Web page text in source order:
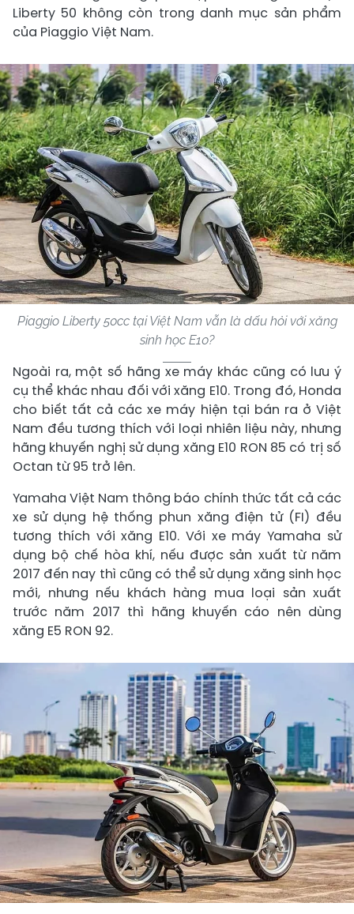
Liberty 50 không còn trong danh mục sản phẩm
của Piaggio Việt Nam.
Piaggio Liberty 50cc tại Việt Nam vẫn là dấu hỏi với xăng
sinh học E10?
Ngoài ra, một số hãng xe máy khác cũng có lưu ý
cụ thể khác nhau đối với xăng E10. Trong đó, Honda
cho biết tất cả các xe máy hiện tại bán ra ở Việt
Nam đều tương thích với loại nhiên liệu này, nhưng
hãng khuyến nghị sử dụng xăng E10 RON 85 có trị số
Octan từ 95 trở lên.
Yamaha Việt Nam thông báo chính thức tất cả các
xe sử dụng hệ thống phun xăng điện tử (FI) đều
tương thích với xăng E10. Với xe máy Yamaha sử
dụng bộ chế hòa khí, nếu được sản xuất từ năm
2017 đến nay thì cũng có thể sử dụng xăng sinh học
mới, nhưng nếu khách hàng mua loại sản xuất
trước năm 2017 thì hãng khuyến cáo nên dùng
xăng E5 RON 92.